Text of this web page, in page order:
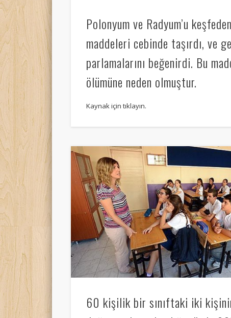
Polonyum ve Radyum’u
maddeleri cebinde taşırdı, ve
parlamalarını beğenirdi. Bu
ölümüne neden olmuştur.
Kaynak için tıklayın.
60 kişilik bir sınıftaki iki